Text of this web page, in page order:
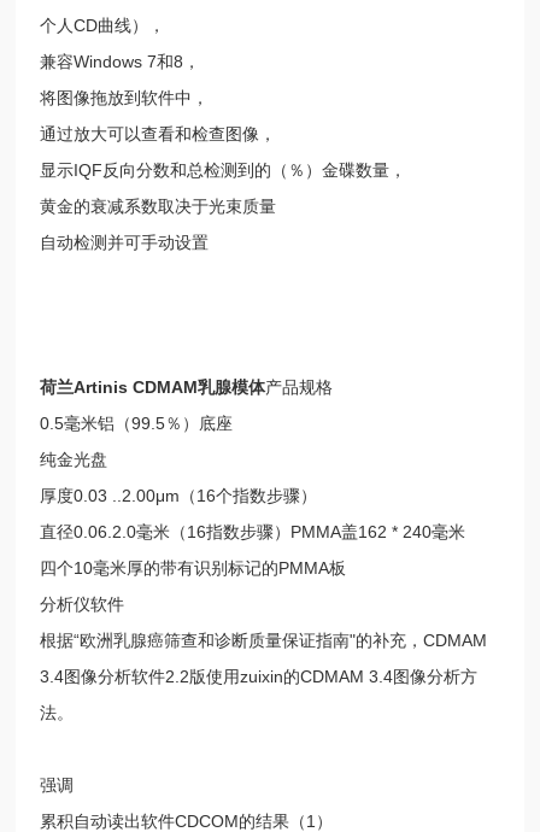
个人CD曲线），
兼容Windows 7和8，
将图像拖放到软件中，
通过放大可以查看和检查图像，
显示IQF反向分数和总检测到的（％）金碟数量，
黄金的衰减系数取决于光束质量
自动检测并可手动设置
荷兰Artinis CDMAM乳腺模体产品规格
0.5毫米铝（99.5％）底座
纯金光盘
厚度0.03 ..2.00μm（16个指数步骤）
直径0.06.2.0毫米（16指数步骤）PMMA盖162 * 240毫米
四个10毫米厚的带有识别标记的PMMA板
分析仪软件
根据“欧洲乳腺癌筛查和诊断质量保证指南"的补充，CDMAM
3.4图像分析软件2.2版使用zuixin的CDMAM 3.4图像分析方
法。
强调
累积自动读出软件CDCOM的结果（1）